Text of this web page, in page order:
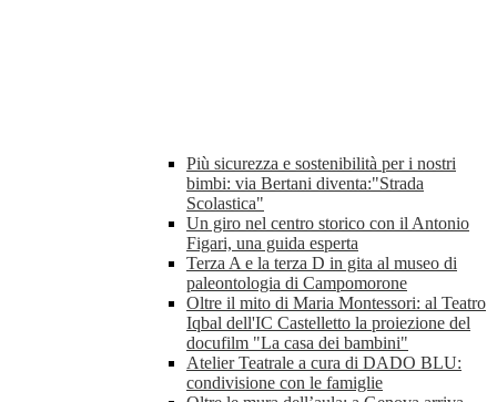
Più sicurezza e sostenibilità per i nostri
bimbi: via Bertani diventa:"Strada
Scolastica"
Un giro nel centro storico con il Antonio
Figari, una guida esperta
Terza A e la terza D in gita al museo di
paleontologia di Campomorone
Oltre il mito di Maria Montessori: al Teatro
Iqbal dell'IC Castelletto la proiezione del
docufilm "La casa dei bambini"
Atelier Teatrale a cura di DADO BLU:
condivisione con le famiglie